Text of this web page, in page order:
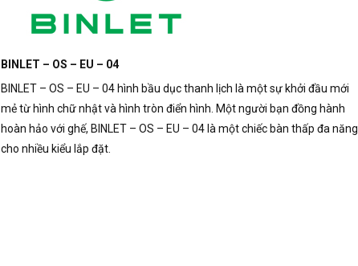
BINLET – OS – EU – 04
BINLET – OS – EU – 04 hình bầu dục thanh lịch là một sự khởi đầu mới
mẻ từ hình chữ nhật và hình tròn điển hình. Một người bạn đồng hành
hoàn hảo với ghế, BINLET – OS – EU – 04 là một chiếc bàn thấp đa năng
cho nhiều kiểu lắp đặt.